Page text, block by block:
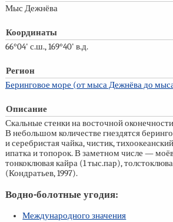
Мыс Дежнёва
Координаты
66°04' с.ш., 169°40' в.д.
Регион
Беринговое море (от мыса Дежнёва до
Описание
Скальные стенки на восточной
В небольшом количестве гнездятся
и серебристая чайка, чистик,
ипатка и топорок. В заметном числе —
тонкоклювая кайра (1 тыс.пар),
(Кондратьев, 1997).
Водно-болотные угодия:
Международного значения